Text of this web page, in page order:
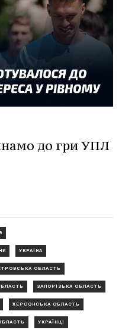
до гри УПЛ
УКРАЇНА
ОБЛАСТЬ
ЗАПОРІЗЬКА ОБЛАСТЬ
ХЕРСОНСЬКА ОБЛАСТЬ
УКРАЇНЦІ